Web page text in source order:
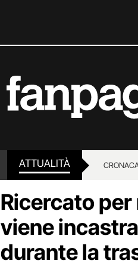
ATTUALITÀ
LOTTO E
Ricercato
viene
durante la